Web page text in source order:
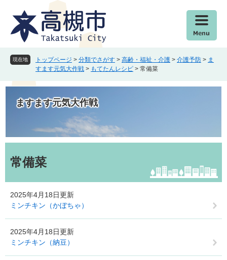
現在地 トップページ > 分類でさがす > 高齢・福祉・介護 > 介護予防 > ま
すます元気大作戦 > もてたんレシピ > 常備菜
ますます元気大作戦
文常備菜
2025年4月18日更新
ミンチキン（かぼちゃ）
2025年4月18日更新
ミンチキン（納豆）